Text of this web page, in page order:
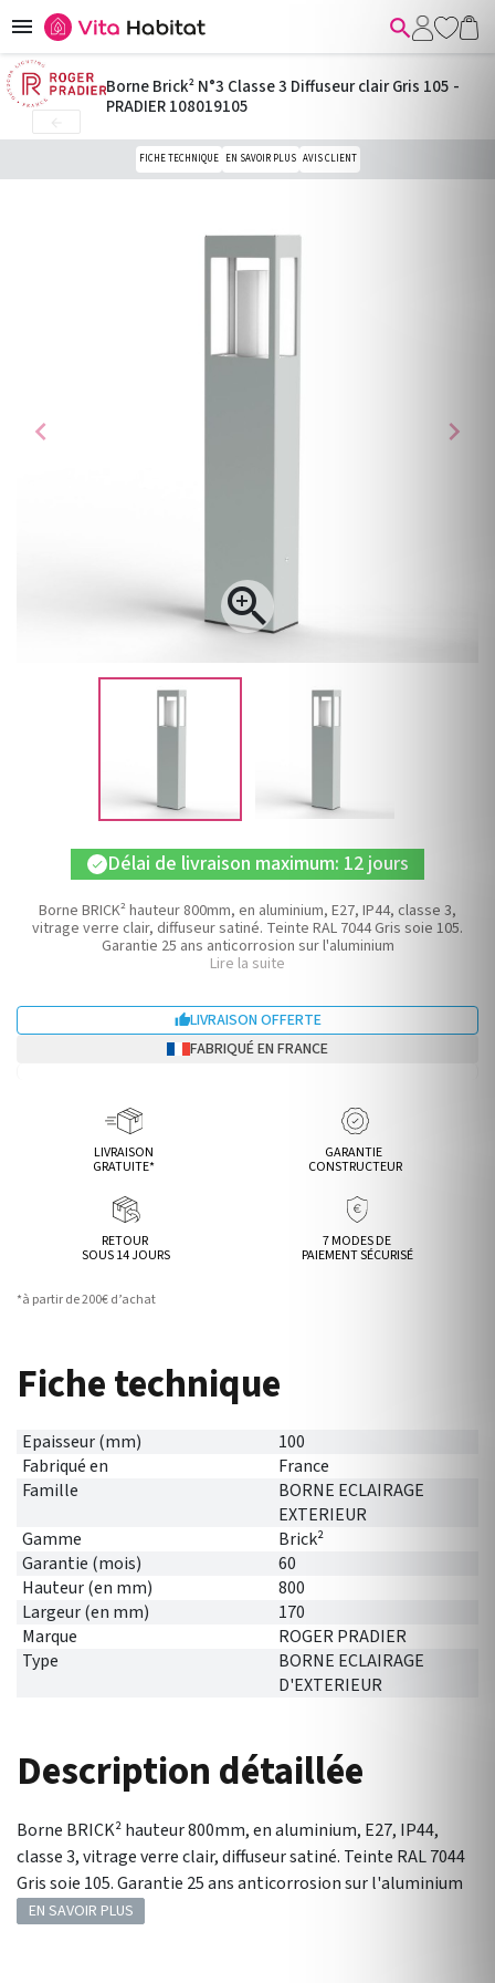
 
chevron_left

chevron_right
Borne Brick² N°3 Classe 3 Diffuseur clair Gris 105 -
PRADIER 108019105
FICHE TECHNIQUE EN SAVOIR PLUS AVIS CLIENT
check Délai de livraison maximum: 12 jours
Borne BRICK² hauteur 800mm, en aluminium, E27, IP44, classe 3,
vitrage verre clair, diffuseur satiné. Teinte RAL 7044 Gris soie 105.
Garantie 25 ans anticorrosion sur l'aluminium
Lire la suite
LIVRAISON OFFERTE
FABRIQUÉ EN FRANCE
LIVRAISON
GRATUITE*
GARANTIE
CONSTRUCTEUR
RETOUR
SOUS 14 JOURS
7 MODES DE
PAIEMENT SÉCURISÉ
*à partir de 200€ d’achat
Fiche technique
Epaisseur (mm)
100
Fabriqué en
France
Famille
BORNE ECLAIRAGE
EXTERIEUR
Gamme
Brick²
Garantie (mois)
60
Hauteur (en mm)
800
Largeur (en mm)
170
Marque
ROGER PRADIER
Type
BORNE ECLAIRAGE
D'EXTERIEUR
Description détaillée
Borne BRICK² hauteur 800mm, en aluminium, E27, IP44,
classe 3, vitrage verre clair, diffuseur satiné. Teinte RAL 7044
Gris soie 105. Garantie 25 ans anticorrosion sur l'aluminium
EN SAVOIR PLUS